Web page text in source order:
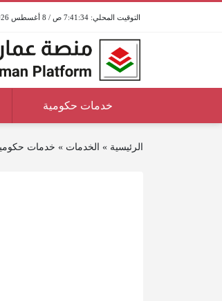
7:41:35 ص / 8 أغسطس 2026
خدمات حكومية
الرئيسية » الخدمات » خدمات